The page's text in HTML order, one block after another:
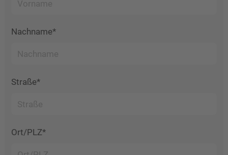
Nachname*
Straße*
Ort/PLZ*